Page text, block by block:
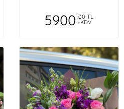
5900 ,00 TL
+KDV